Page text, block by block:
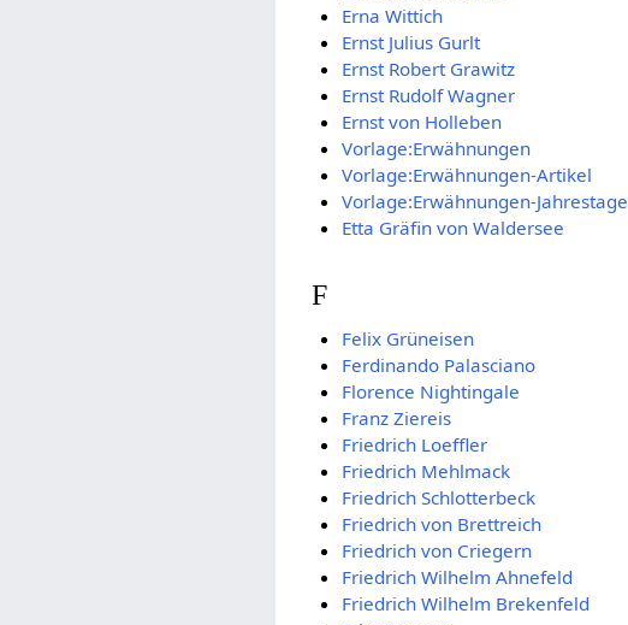
Erna Wittich
Ernst Julius Gurlt
Ernst Robert Grawitz
Ernst Rudolf Wagner
Ernst von Holleben
Vorlage:Erwähnungen
Vorlage:Erwähnungen-Artikel
Vorlage:Erwähnungen-Jahrestage
Etta Gräfin von Waldersee
F
Felix Grüneisen
Ferdinando Palasciano
Florence Nightingale
Franz Ziereis
Friedrich Loeffler
Friedrich Mehlmack
Friedrich Schlotterbeck
Friedrich von Brettreich
Friedrich von Criegern
Friedrich Wilhelm Ahnefeld
Friedrich Wilhelm Brekenfeld